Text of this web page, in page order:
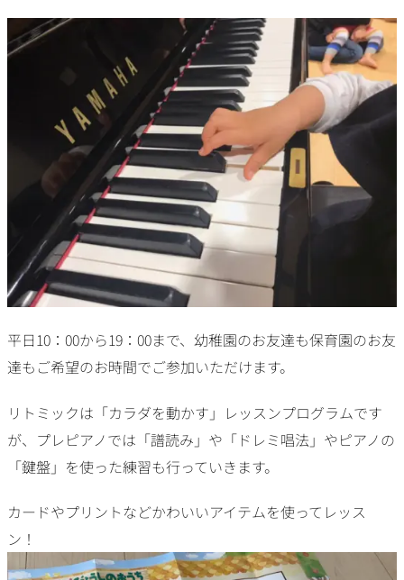
平日10：00から19：00まで、幼稚園のお友達も保育園のお友
達もご希望のお時間でご参加いただけます。
リトミックは「カラダを動かす」レッスンプログラムです
が、プレピアノでは「譜読み」や「ドレミ唱法」やピアノの
「鍵盤」を使った練習も行っていきます。
カードやプリントなどかわいいアイテムを使ってレッス
ン！